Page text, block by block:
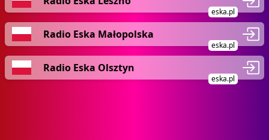
eska.pl
Radio Eska Małopolska
eska.pl
Radio Eska Olsztyn
eska.pl